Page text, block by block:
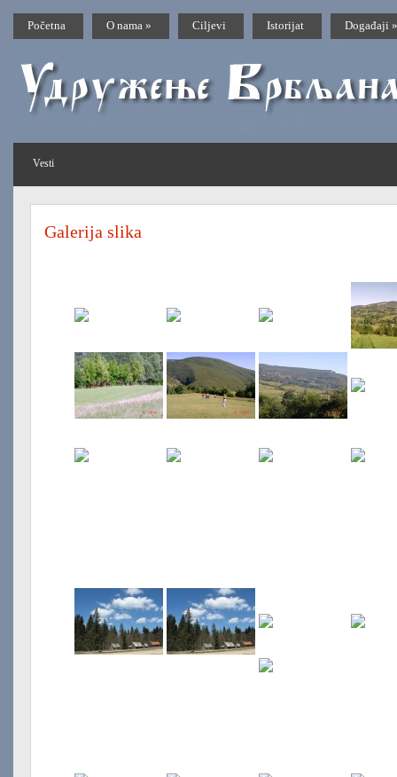
Početna O nama » Ciljevi Istorijat Događaji »
Vesti
Galerija slika